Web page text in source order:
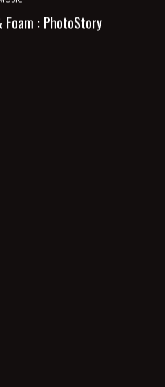
Foam : PhotoStory